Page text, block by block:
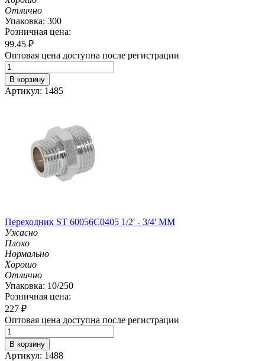
Отлично
Упаковка: 300
Розничная цена:
99.45 ₽
Оптовая цена доступна после регистрации
В корзину
Артикул: 1485
Переходник ST 60056С0405 1/2' - 3/4' MM
Ужасно
Плохо
Нормально
Хорошо
Отлично
Упаковка: 10/250
Розничная цена:
227 ₽
Оптовая цена доступна после регистрации
В корзину
Артикул: 1488